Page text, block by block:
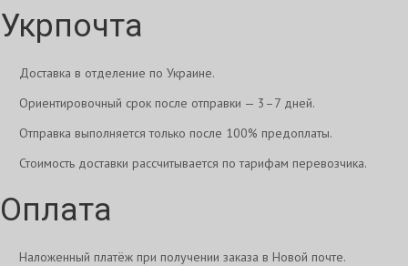
Укрпочта
Доставка в отделение по Украине.
Ориентировочный срок после отправки — 3–7 дней.
Отправка выполняется только после 100% предоплаты.
Стоимость доставки рассчитывается по тарифам перевозчика.
Оплата
Наложенный платёж при получении заказа в Новой почте.